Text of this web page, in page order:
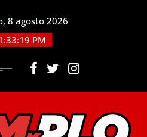
8 agosto 2026
PM